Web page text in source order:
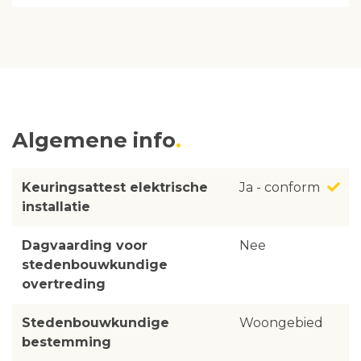
Algemene info
Keuringsattest elektrische
installatie
Ja - conform
Dagvaarding voor
stedenbouwkundige
overtreding
Nee
Stedenbouwkundige
bestemming
Woongebied